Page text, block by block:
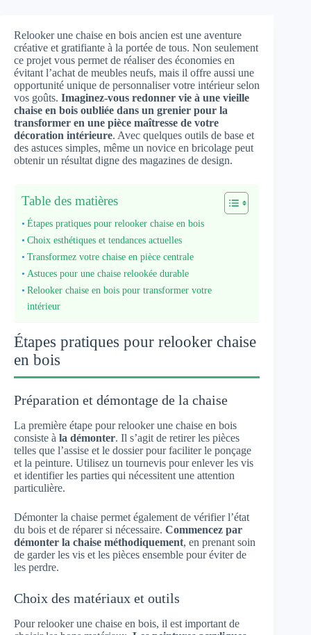
Relooker une chaise en bois ancien est une aventure
créative et gratifiante à la portée de tous. Non seulement
ce projet vous permet de réaliser des économies en
évitant l’achat de meubles neufs, mais il offre aussi une
opportunité unique de personnaliser votre intérieur selon
vos goûts. Imaginez-vous redonner vie à une vieille
chaise en bois oubliée dans un grenier pour la
transformer en une pièce maîtresse de votre
décoration intérieure. Avec quelques outils de base et
des astuces simples, même un novice en bricolage peut
obtenir un résultat digne des magazines de design.
Table des matières
Étapes pratiques pour relooker chaise en bois
Choix esthétiques et tendances actuelles
Transformez votre chaise en pièce centrale
Astuces pour une chaise relookée durable
Relooker chaise en bois pour transformer votre
intérieur
Étapes pratiques pour relooker chaise
en bois
Préparation et démontage de la chaise
La première étape pour relooker une chaise en bois
consiste à la démonter. Il s’agit de retirer les pièces
telles que l’assise et le dossier pour faciliter le ponçage
et la peinture. Utilisez un tournevis pour enlever les vis
et identifier les parties qui nécessitent une attention
particulière.
Démonter la chaise permet également de vérifier l’état
du bois et de réparer si nécessaire. Commencez par
démonter la chaise méthodiquement, en prenant soin
de garder les vis et les pièces ensemble pour éviter de
les perdre.
Choix des matériaux et outils
Pour relooker une chaise en bois, il est important de